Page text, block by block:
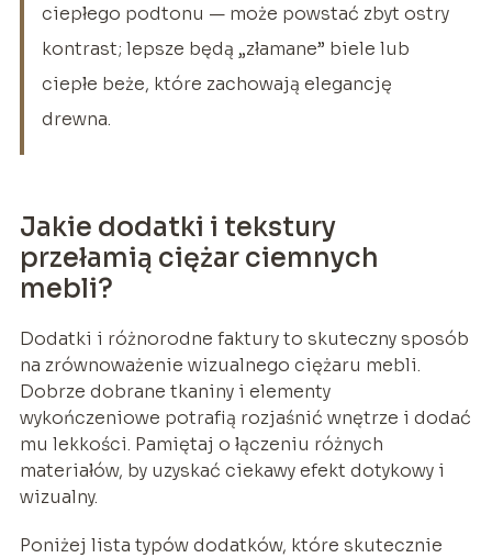
ciepłego podtonu — może powstać zbyt ostry
kontrast; lepsze będą „złamane” biele lub
ciepłe beże, które zachowają elegancję
drewna.
Jakie dodatki i tekstury
przełamią ciężar ciemnych
mebli?
Dodatki i różnorodne faktury to skuteczny sposób
na zrównoważenie wizualnego ciężaru mebli.
Dobrze dobrane tkaniny i elementy
wykończeniowe potrafią rozjaśnić wnętrze i dodać
mu lekkości. Pamiętaj o łączeniu różnych
materiałów, by uzyskać ciekawy efekt dotykowy i
wizualny.
Poniżej lista typów dodatków, które skutecznie